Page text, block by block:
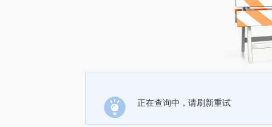
正在查询中，请刷新重试